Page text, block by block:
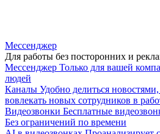
Мессенджер
Для работы без посторонних и
Мессенджер Только для вашей
людей
Каналы Удобно делиться
вовлекать новых сотрудников в
Видеозвонки Бесплатные
Без ограничений по времени